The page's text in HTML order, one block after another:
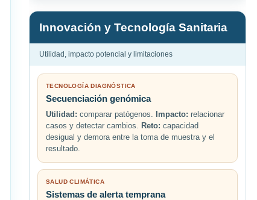
Innovación y Tecnología Sanitaria
Utilidad, impacto potencial y limitaciones
TECNOLOGÍA DIAGNÓSTICA
Secuenciación genómica
Utilidad: comparar patógenos. Impacto: relacionar
casos y detectar cambios. Reto: capacidad
desigual y demora entre la toma de muestra y el
resultado.
SALUD CLIMÁTICA
Sistemas de alerta temprana